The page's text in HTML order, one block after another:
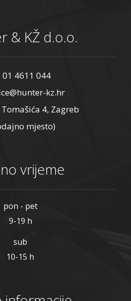
& KŽ d.o.o.
01 4611 044
kz.hr
4, Zagreb
mjesto)
vrijeme
pon - pet
9-19 h
sub
10-15 h